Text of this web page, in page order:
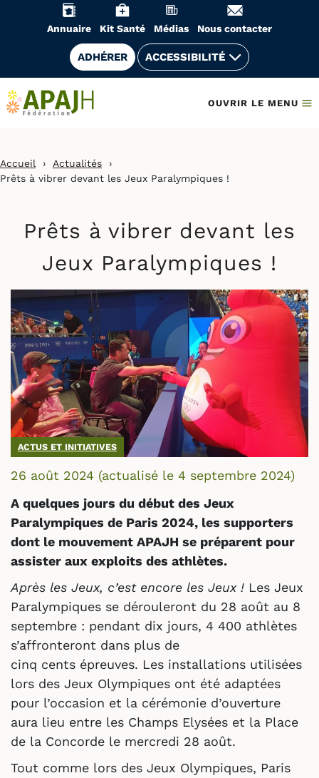
Annuaire Kit Santé Médias Nous contacter
ADHÉRER ACCESSIBILITÉ
OUVRIR LE MENU
Accueil › Actualités
›
Prêts à vibrer devant les Jeux Paralympiques !
Prêts à vibrer devant les
Jeux Paralympiques !
ACTUS ET INITIATIVES
26 août 2024 (actualisé le 4 septembre 2024)
A quelques jours du début des Jeux
Paralympiques de Paris 2024, les supporters
dont le mouvement APAJH se préparent pour
assister aux exploits des athlètes.
Après les Jeux, c’est encore les Jeux ! Les Jeux
Paralympiques se dérouleront du 28 août au 8
septembre : pendant dix jours, 4 400 athlètes
s’affronteront dans plus de
cinq cents épreuves. Les installations utilisées
lors des Jeux Olympiques ont été adaptées
pour l’occasion et la cérémonie d’ouverture
aura lieu entre les Champs Elysées et la Place
de la Concorde le mercredi 28 août.
Tout comme lors des Jeux Olympiques, Paris